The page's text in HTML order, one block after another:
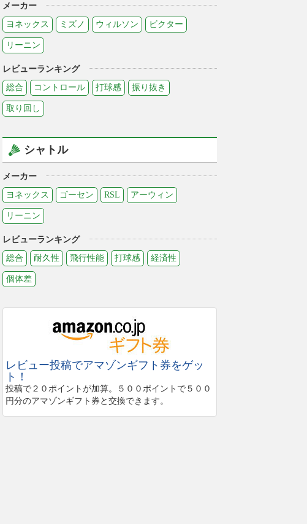
メーカー
ヨネックス
ミズノ ウィルソン ビクター
リーニン
レビューランキング
総合
コントロール 打球感 振り抜き
取り回し
シャトル
メーカー
ヨネックス
ゴーセン RSL アーウィン
リーニン
レビューランキング
総合
耐久性 飛行性能 打球感 経済性
個体差
レビュー投稿でアマゾンギフト券をゲッ
ト！
投稿で２０ポイントが加算。５００ポイントで５００
円分のアマゾンギフト券と交換できます。